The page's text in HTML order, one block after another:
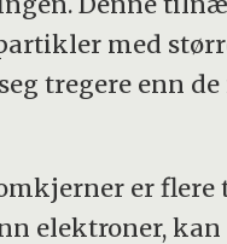
med
tregere enn
er flere
elektroner, kan